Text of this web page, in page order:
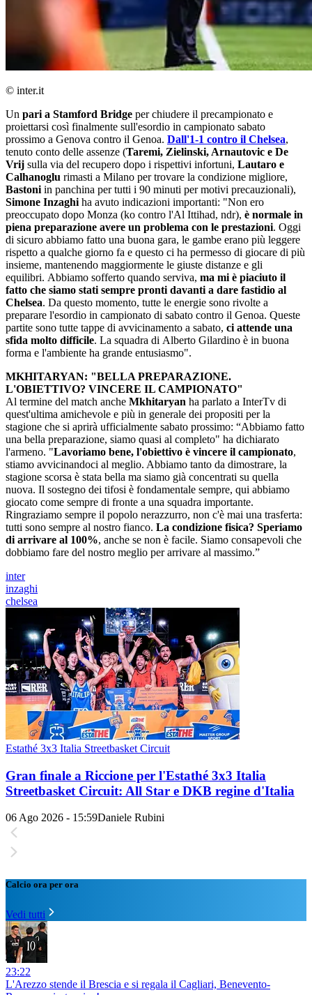
© inter.it
Un pari a Stamford Bridge per chiudere il precampionato e
proiettarsi così finalmente sull'esordio in campionato sabato
prossimo a Genova contro il Genoa. Dall'1-1 contro il Chelsea,
tenuto conto delle assenze (Taremi, Zielinski, Arnautovic e De
Vrij sulla via del recupero dopo i rispettivi infortuni, Lautaro e
Calhanoglu rimasti a Milano per trovare la condizione migliore,
Bastoni in panchina per tutti i 90 minuti per motivi precauzionali),
Simone Inzaghi ha avuto indicazioni importanti: "Non ero
preoccupato dopo Monza (ko contro l'Al Ittihad, ndr), è normale in
piena preparazione avere un problema con le prestazioni. Oggi
di sicuro abbiamo fatto una buona gara, le gambe erano più leggere
rispetto a qualche giorno fa e questo ci ha permesso di giocare di più
insieme, mantenendo maggiormente le giuste distanze e gli
equilibri. Abbiamo sofferto quando serviva, ma mi è piaciuto il
fatto che siamo stati sempre pronti davanti a dare fastidio al
Chelsea. Da questo momento, tutte le energie sono rivolte a
preparare l'esordio in campionato di sabato contro il Genoa. Queste
partite sono tutte tappe di avvicinamento a sabato, ci attende una
sfida molto difficile. La squadra di Alberto Gilardino è in buona
forma e l'ambiente ha grande entusiasmo".
MKHITARYAN: "BELLA PREPARAZIONE.
L'OBIETTIVO? VINCERE IL CAMPIONATO"
Al termine del match anche Mkhitaryan ha parlato a InterTv di
quest'ultima amichevole e più in generale dei propositi per la
stagione che si aprirà ufficialmente sabato prossimo: “Abbiamo fatto
una bella preparazione, siamo quasi al completo" ha dichiarato
l'armeno. "Lavoriamo bene, l'obiettivo è vincere il campionato,
stiamo avvicinandoci al meglio. Abbiamo tanto da dimostrare, la
stagione scorsa è stata bella ma siamo già concentrati su quella
nuova. Il sostegno dei tifosi è fondamentale sempre, qui abbiamo
giocato come sempre di fronte a una squadra importante.
Ringraziamo sempre il popolo nerazzurro, non c'è mai una trasferta:
tutti sono sempre al nostro fianco. La condizione fisica? Speriamo
di arrivare al 100%, anche se non è facile. Siamo consapevoli che
dobbiamo fare del nostro meglio per arrivare al massimo.”
inter
inzaghi
chelsea
Estathé 3x3 Italia Streetbasket Circuit
Gran finale a Riccione per l'Estathé 3x3 Italia
Streetbasket Circuit: All Star e DKB regine d'Italia
06 Ago 2026 - 15:59Daniele Rubini
Calcio ora per ora
Vedi tutti
23:22
L'Arezzo stende il Brescia e si regala il Cagliari, Benevento-